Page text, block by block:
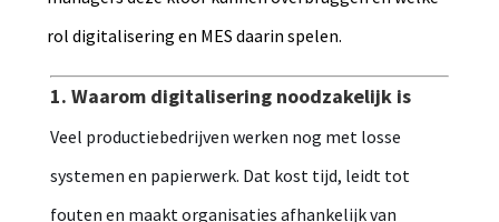
rol digitalisering en MES daarin spelen.
1. Waarom digitalisering noodzakelijk is
Veel productiebedrijven werken nog met losse
systemen en papierwerk. Dat kost tijd, leidt tot
fouten en maakt organisaties afhankelijk van